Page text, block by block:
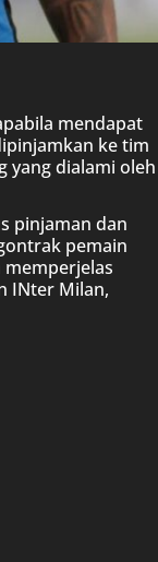
mendapat
ke tim
yang dialami oleh
pinjaman dan
pemain
INter Milan,